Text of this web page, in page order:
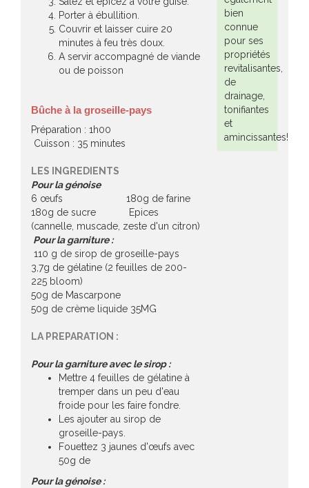
bien
connue
pour ses
propriétés
revitalisantes,
de
drainage,
tonifiantes
et
amincissantes!
Porter à ébullition.
Couvrir et laisser cuire 20
minutes à feu très doux.
A servir accompagné de viande
ou de poisson
Bûche à la groseille-pays
Préparation : 1h00
Cuisson : 35 minutes
LES INGREDIENTS
Pour la génoise
6 œufs 180g de farine
180g de sucre Epices
(cannelle, muscade, zeste d'un citron)
Pour la garniture :
110 g de sirop de groseille-pays
3,7g de gélatine (2 feuilles de 200-
225 bloom)
50g de Mascarpone
50g de crème liquide 35MG
LA PREPARATION :
Pour la garniture avec le sirop :
Mettre 4 feuilles de gélatine à
tremper dans un peu d'eau
froide pour les faire fondre.
Les ajouter au sirop de
groseille-pays.
Fouettez 3 jaunes d'œufs avec
50g de
Pour la génoise :